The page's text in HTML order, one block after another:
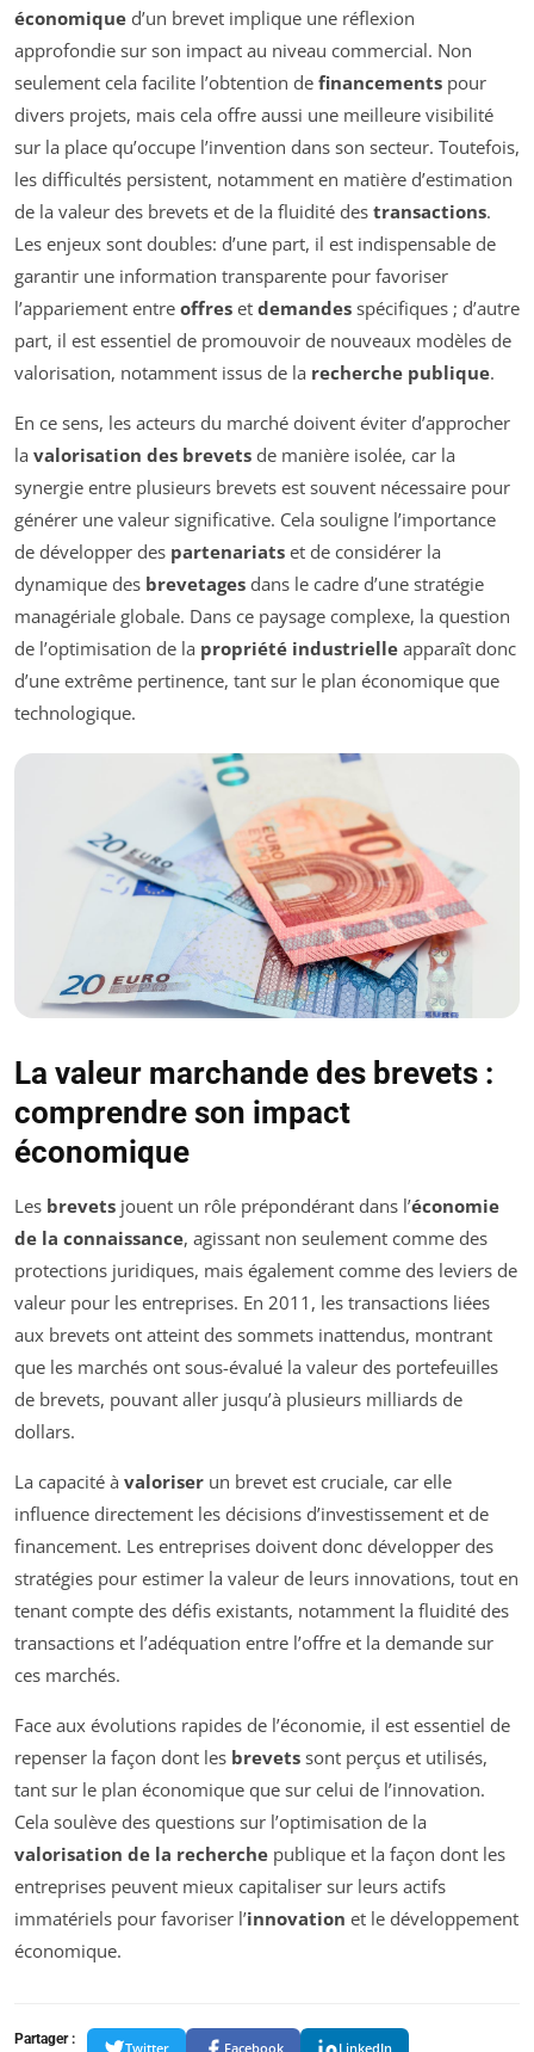
économique d’un brevet implique une réflexion
approfondie sur son impact au niveau commercial. Non
seulement cela facilite l’obtention de financements pour
divers projets, mais cela offre aussi une meilleure visibilité
sur la place qu’occupe l’invention dans son secteur. Toutefois,
les difficultés persistent, notamment en matière d’estimation
de la valeur des brevets et de la fluidité des transactions.
Les enjeux sont doubles: d’une part, il est indispensable de
garantir une information transparente pour favoriser
l’appariement entre offres et demandes spécifiques ; d’autre
part, il est essentiel de promouvoir de nouveaux modèles de
valorisation, notamment issus de la recherche publique.
En ce sens, les acteurs du marché doivent éviter d’approcher
la valorisation des brevets de manière isolée, car la
synergie entre plusieurs brevets est souvent nécessaire pour
générer une valeur significative. Cela souligne l’importance
de développer des partenariats et de considérer la
dynamique des brevetages dans le cadre d’une stratégie
managériale globale. Dans ce paysage complexe, la question
de l’optimisation de la propriété industrielle apparaît donc
d’une extrême pertinence, tant sur le plan économique que
technologique.
La valeur marchande des brevets :
comprendre son impact
économique
Les brevets jouent un rôle prépondérant dans l’économie
de la connaissance, agissant non seulement comme des
protections juridiques, mais également comme des leviers de
valeur pour les entreprises. En 2011, les transactions liées
aux brevets ont atteint des sommets inattendus, montrant
que les marchés ont sous-évalué la valeur des portefeuilles
de brevets, pouvant aller jusqu’à plusieurs milliards de
dollars.
La capacité à valoriser un brevet est cruciale, car elle
influence directement les décisions d’investissement et de
financement. Les entreprises doivent donc développer des
stratégies pour estimer la valeur de leurs innovations, tout en
tenant compte des défis existants, notamment la fluidité des
transactions et l’adéquation entre l’offre et la demande sur
ces marchés.
Face aux évolutions rapides de l’économie, il est essentiel de
repenser la façon dont les brevets sont perçus et utilisés,
tant sur le plan économique que sur celui de l’innovation.
Cela soulève des questions sur l’optimisation de la
valorisation de la recherche publique et la façon dont les
entreprises peuvent mieux capitaliser sur leurs actifs
immatériels pour favoriser l’innovation et le développement
économique.
Partager :
Twitter Facebook LinkedIn